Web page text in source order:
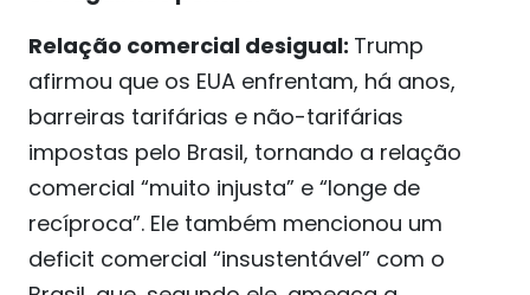
Relação comercial desigual: Trump
afirmou que os EUA enfrentam, há anos,
barreiras tarifárias e não-tarifárias
impostas pelo Brasil, tornando a relação
comercial “muito injusta” e “longe de
recíproca”. Ele também mencionou um
deficit comercial “insustentável” com o